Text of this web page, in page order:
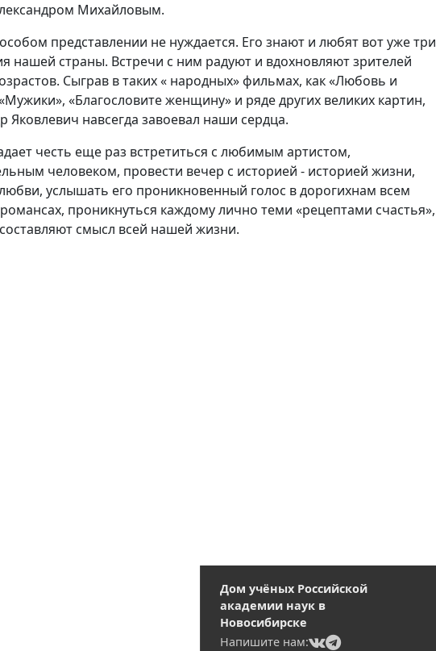
Новости
Наука
О Доме учёных
Михайловым.
представлении не нуждается. Его знают и любят вот уже три
нашей страны. Встречи с ним радуют и вдохновляют зрителей
Сыграв в таких « народных» фильмах, как «Любовь и
«Благословите женщину» и ряде других великих картин,
Яковлевич навсегда завоевал наши сердца.
честь еще раз встретиться с любимым артистом,
человеком, провести вечер с историей - историей жизни,
услышать его проникновенный голос в дорогихнам всем
проникнуться каждому лично теми «рецептами счастья»,
смысл всей нашей жизни.
Дом учёных Российской
академии наук в
Новосибирске
Напишите нам:
(current)
(current)